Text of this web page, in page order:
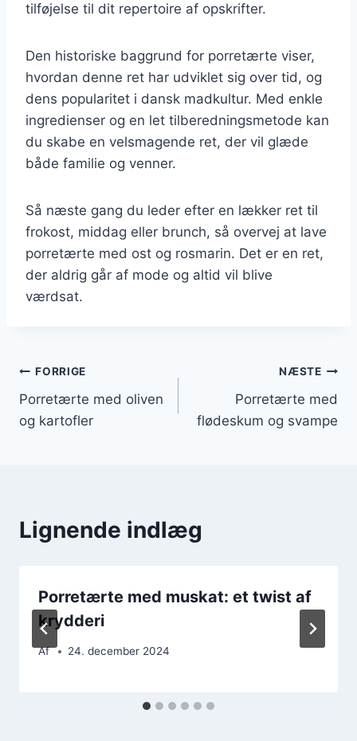
tilføjelse til dit repertoire af opskrifter.
Den historiske baggrund for porretærte viser,
hvordan denne ret har udviklet sig over tid, og
dens popularitet i dansk madkultur. Med enkle
ingredienser og en let tilberedningsmetode kan
du skabe en velsmagende ret, der vil glæde
både familie og venner.
Så næste gang du leder efter en lækker ret til
frokost, middag eller brunch, så overvej at lave
porretærte med ost og rosmarin. Det er en ret,
der aldrig går af mode og altid vil blive
værdsat.
Indlægsnavigation
FORRIGE
Porretærte med oliven
og kartofler
NÆSTE
Porretærte med
flødeskum og svampe
Lignende indlæg
Porretærte med muskat: et twist af
krydderi
Af 24. december 2024